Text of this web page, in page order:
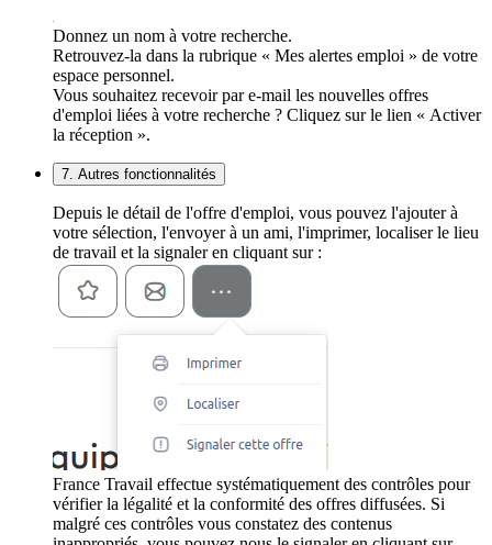
Donnez un nom à votre recherche.
Retrouvez-la dans la rubrique « Mes alertes emploi » de votre
espace personnel.
Vous souhaitez recevoir par e-mail les nouvelles offres
d'emploi liées à votre recherche ? Cliquez sur le lien « Activer
la réception ».
7. Autres fonctionnalités
Depuis le détail de l'offre d'emploi, vous pouvez l'ajouter à
votre sélection, l'envoyer à un ami, l'imprimer, localiser le lieu
de travail et la signaler en cliquant sur :
France Travail effectue systématiquement des contrôles pour
vérifier la légalité et la conformité des offres diffusées. Si
malgré ces contrôles vous constatez des contenus